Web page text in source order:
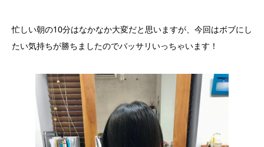
忙しい朝の10分はなかなか大変だと思いますが、今回はボブにし
たい気持ちが勝ちましたのでバッサリいっちゃいます！